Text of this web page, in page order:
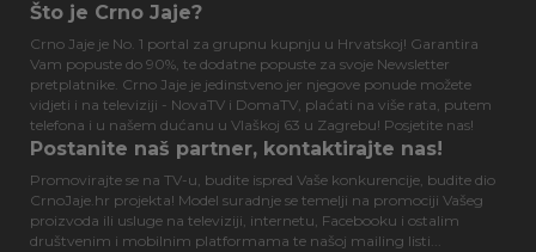
Što je Crno Jaje?
Crno Jaje je No. 1 portal za grupnu kupnju u Hrvatskoj! Garantira
Vam popuste do 90%, te dodatne popuste za svoje Newsletter
pretplatnike. Crno Jaje je jedinstveno jer njegove ponude možete
vidjeti i na televiziji - NovaTV i DomaTV, plaćati na više rata, putem
telefona i u našem dućanu u Vlaškoj 63 u Zagrebu! Posjetite nas!
Postanite naš partner, kontaktirajte nas!
Promovirajte se na TV-u, budite ispred Vaše konkurencije, budite dio
CrnoJaje.hr projekta! Model suradnje se temelji na promociji Vašeg
proizvoda ili usluge na televiziji, internetu, Facebooku i ostalim
društvenim i mobilnim platformama te našoj mailing listi...